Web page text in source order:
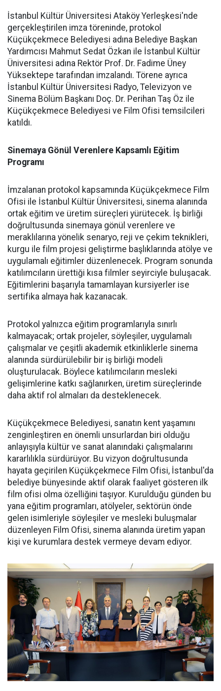
İstanbul Kültür Üniversitesi Ataköy Yerleşkesi'nde
gerçekleştirilen imza töreninde, protokol
Küçükçekmece Belediyesi adına Belediye Başkan
Yardımcısı Mahmut Sedat Özkan ile İstanbul Kültür
Üniversitesi adına Rektör Prof. Dr. Fadime Üney
Yüksektepe tarafından imzalandı. Törene ayrıca
İstanbul Kültür Üniversitesi Radyo, Televizyon ve
Sinema Bölüm Başkanı Doç. Dr. Perihan Taş Öz ile
Küçükçekmece Belediyesi ve Film Ofisi temsilcileri
katıldı.
Sinemaya Gönül Verenlere Kapsamlı Eğitim
Programı
İmzalanan protokol kapsamında Küçükçekmece Film
Ofisi ile İstanbul Kültür Üniversitesi, sinema alanında
ortak eğitim ve üretim süreçleri yürütecek. İş birliği
doğrultusunda sinemaya gönül verenlere ve
meraklılarına yönelik senaryo, reji ve çekim teknikleri,
kurgu ile film projesi geliştirme başlıklarında atölye ve
uygulamalı eğitimler düzenlenecek. Program sonunda
katılımcıların ürettiği kısa filmler seyirciyle buluşacak.
Eğitimlerini başarıyla tamamlayan kursiyerler ise
sertifika almaya hak kazanacak.
Protokol yalnızca eğitim programlarıyla sınırlı
kalmayacak; ortak projeler, söyleşiler, uygulamalı
çalışmalar ve çeşitli akademik etkinliklerle sinema
alanında sürdürülebilir bir iş birliği modeli
oluşturulacak. Böylece katılımcıların mesleki
gelişimlerine katkı sağlanırken, üretim süreçlerinde
daha aktif rol almaları da desteklenecek.
Küçükçekmece Belediyesi, sanatın kent yaşamını
zenginleştiren en önemli unsurlardan biri olduğu
anlayışıyla kültür ve sanat alanındaki çalışmalarını
kararlılıkla sürdürüyor. Bu vizyon doğrultusunda
hayata geçirilen Küçükçekmece Film Ofisi, İstanbul'da
belediye bünyesinde aktif olarak faaliyet gösteren ilk
film ofisi olma özelliğini taşıyor. Kurulduğu günden bu
yana eğitim programları, atölyeler, sektörün önde
gelen isimleriyle söyleşiler ve mesleki buluşmalar
düzenleyen Film Ofisi, sinema alanında üretim yapan
kişi ve kurumlara destek vermeye devam ediyor.